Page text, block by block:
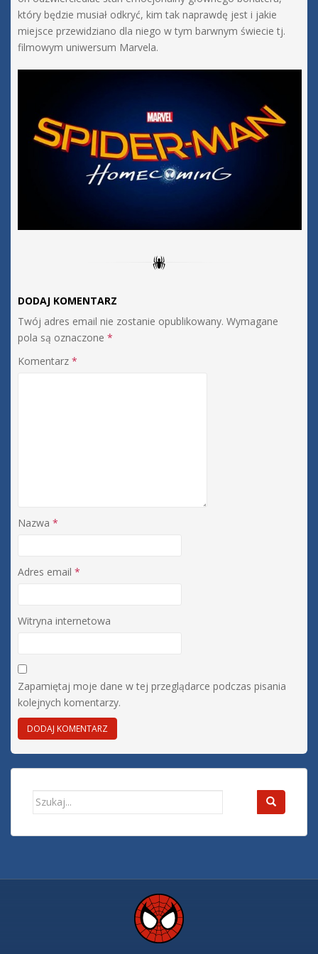
który będzie musiał odkryć, kim tak naprawdę jest i jakie
miejsce przewidziano dla niego w tym barwnym świecie tj.
filmowym uniwersum Marvela.
DODAJ KOMENTARZ
Twój adres email nie zostanie opublikowany. Wymagane
pola są oznaczone *
Komentarz *
Nazwa *
Adres email *
Witryna internetowa
Zapamiętaj moje dane w tej przeglądarce podczas pisania
kolejnych komentarzy.
Search